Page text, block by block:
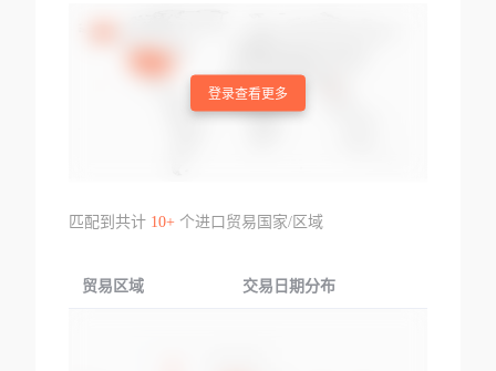
登录查看更多
匹配到共计 10+个进口贸易国家/区域
贸易区域 交易日期分布